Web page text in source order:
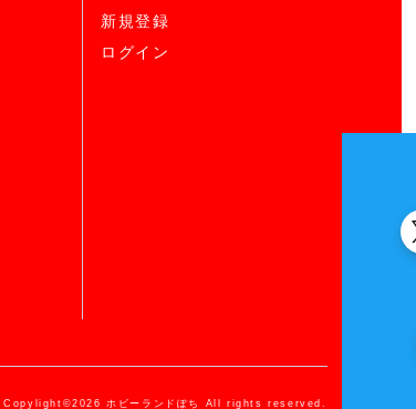
新規登録
ログイン
Copylight©2026 ホビーランドぽち All rights reserved.